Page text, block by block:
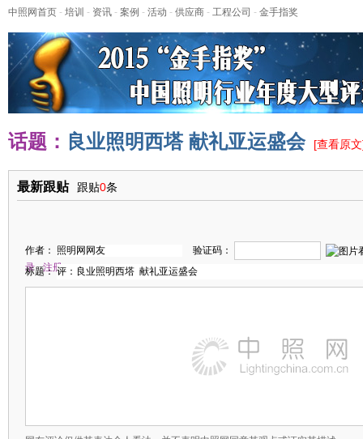
中照网首页 - 培训 - 资讯 - 案例 - 活动 - 供应商 - 工程公司 - 金手指奖
话题： 良业照明西塔 献礼亚运盛会 [查看原文
最新跟贴 跟贴0条
作者：
验证码：
录
注册
标题：